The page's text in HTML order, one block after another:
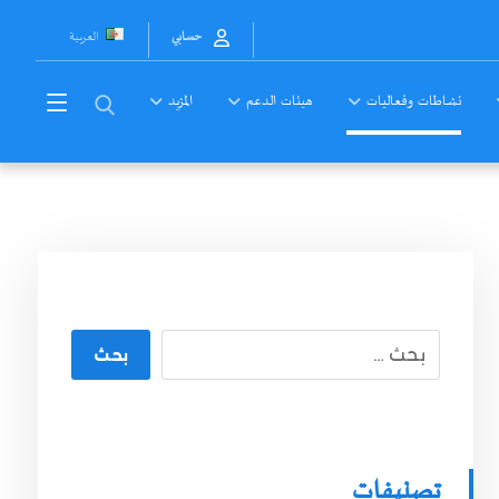
العربية حسابي
نشاطات وفعاليات هيئات الدعم المزيد
بحث